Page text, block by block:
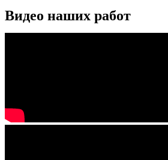
Видео наших работ